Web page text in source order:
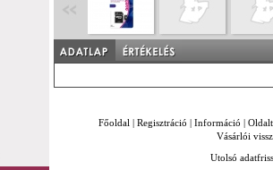
Főoldal | Regisztráció | Információ |
Vásárlói
Utolsó